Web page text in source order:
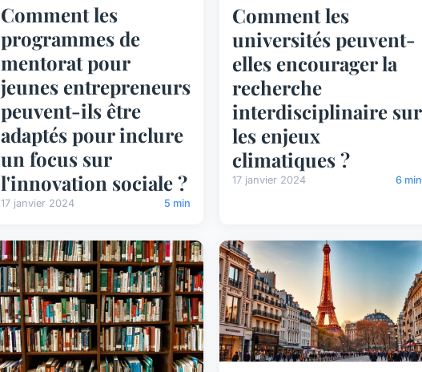
Comment les
programmes de
mentorat pour
jeunes entrepreneurs
peuvent-ils être
adaptés pour inclure
un focus sur
l'innovation sociale ?
17 janvier 2024 5 min
Comment les
universités peuvent-
elles encourager la
recherche
interdisciplinaire sur
les enjeux
climatiques ?
17 janvier 2024 6 min